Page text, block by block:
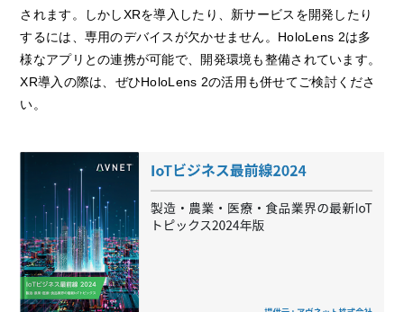
されます。しかしXRを導入したり、新サービスを開発したり
するには、専用のデバイスが欠かせません。HoloLens 2は多
様なアプリとの連携が可能で、開発環境も整備されています。
XR導入の際は、ぜひHoloLens 2の活用も併せてご検討くださ
い。